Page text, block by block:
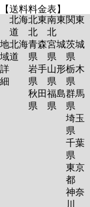
【送料料金表】
北海
道
北東
北
南東
北
関東
地
域
詳
細
北海
道
青森
県
岩手
県
秋田
県
宮城
県
山形
県
福島
県
茨城
県
栃木
県
群馬
県
埼玉
県
千葉
県
東京
都
神奈
川